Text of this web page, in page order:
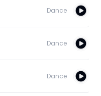
Dance
Dance
Dance